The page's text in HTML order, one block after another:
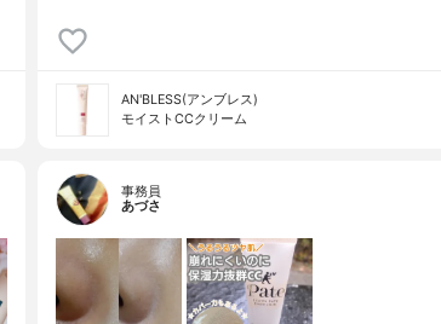
AN'BLESS(アンブレス)
モイストCCクリーム
事務員
あづさ